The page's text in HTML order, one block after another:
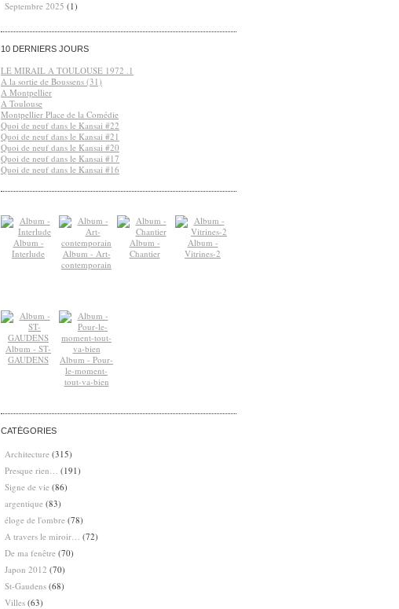
Septembre 2025 (1)
10 DERNIERS JOURS
LE MIRAIL A TOULOUSE 1972 .1
A la sortie de Boussens (31)
A Montpellier
A Toulouse
Montpellier Place de la Comédie
Quoi de neuf dans le Kansai #22
Quoi de neuf dans le Kansai #21
Quoi de neuf dans le Kansai #20
Quoi de neuf dans le Kansai #17
Quoi de neuf dans le Kansai #16
Album -
Interlude
Album - Art-
contemporain
Album -
Chantier
Album -
Vitrines-2
Album - ST-
GAUDENS
Album - Pour-
le-moment-
tout-va-bien
CATÉGORIES
Architecture (315)
Presque rien…
(191)
Signe de vie (86)
argentique (83)
éloge de l'ombre (78)
A travers le miroir…
(72)
De ma fenêtre (70)
Japon 2012 (70)
St-Gaudens (68)
Villes (63)